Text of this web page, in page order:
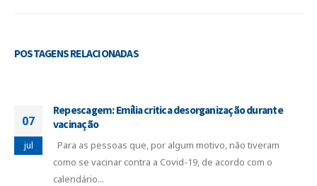
POSTAGENSRELACIONADAS
07
jul
Repescagem: Emília critica desorganização durante
vacinação
Para as pessoas que, por algum motivo, não tiveram
como se vacinar contra a Covid-19, de acordo com o
calendário...